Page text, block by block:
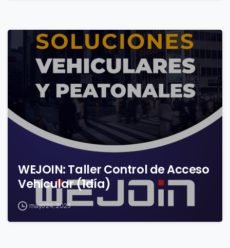
WEJOIN: Taller Control de Acceso
Vehicular (1día)
mayo 24, 2023